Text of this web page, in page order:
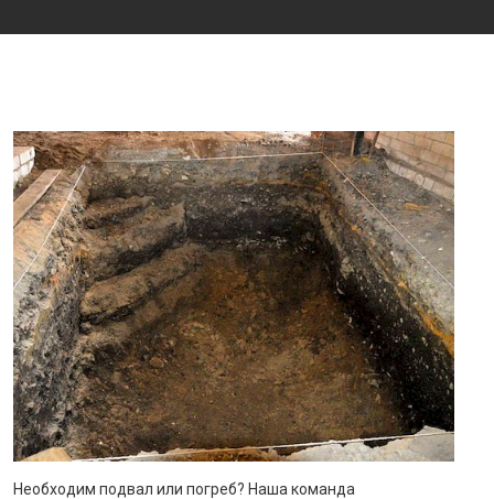
Необходим подвал или погреб? Наша команда